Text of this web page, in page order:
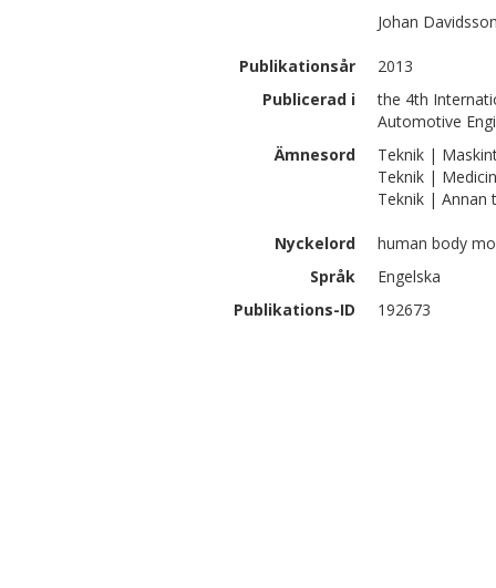
Johan
Publikationsår
2013
Publicerad i
the 4th
Automotive
Ämnesord
Teknik |
Teknik |
Teknik | Annan
Nyckelord
human body
Språk
Engelska
Publikations-ID
192673